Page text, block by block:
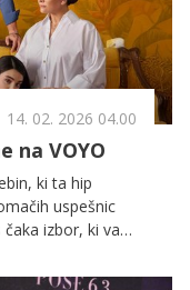
14. 02. 2026 04.00
na VOYO
ki ta hip
uspešnic
izbor, ki vas